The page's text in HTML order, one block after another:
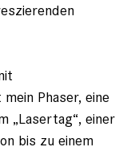
Phaser, eine
­„Lasertag“, einer
bis zu einem